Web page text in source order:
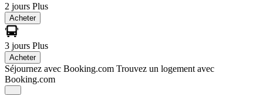
2 jours Plus
Acheter
3 jours Plus
Acheter
Séjournez avec Booking.com Trouvez un logement avec
Booking.com